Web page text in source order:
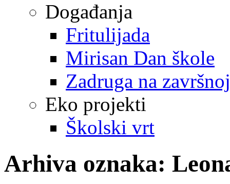
Događanja
Fritulijada
Mirisan Dan škole
Zadruga na
Eko projekti
Školski vrt
Arhiva oznaka: